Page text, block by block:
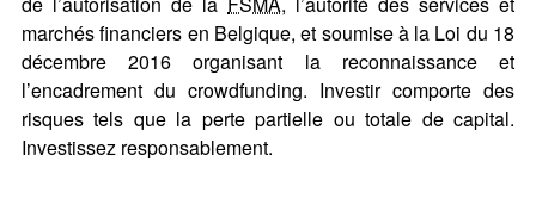
marchés financiers en Belgique, et soumise à la Loi du 18
décembre 2016 organisant la reconnaissance et
l’encadrement du crowdfunding. Investir comporte des
risques tels que la perte partielle ou totale de capital.
Investissez responsablement.